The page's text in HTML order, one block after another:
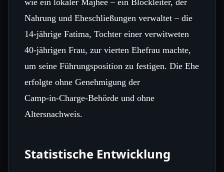
Nahrung und Eheschließungen verwaltet – die
14‑jährige Fatima, Tochter einer verwitweten
40‑jährigen Frau, zur vierten Ehefrau machte,
um seine Führungsposition zu festigen. Die Ehe
erfolgte ohne Genehmigung der
Camp‑in‑Charge‑Behörde und ohne
Altersnachweis.
Statistische Entwicklung